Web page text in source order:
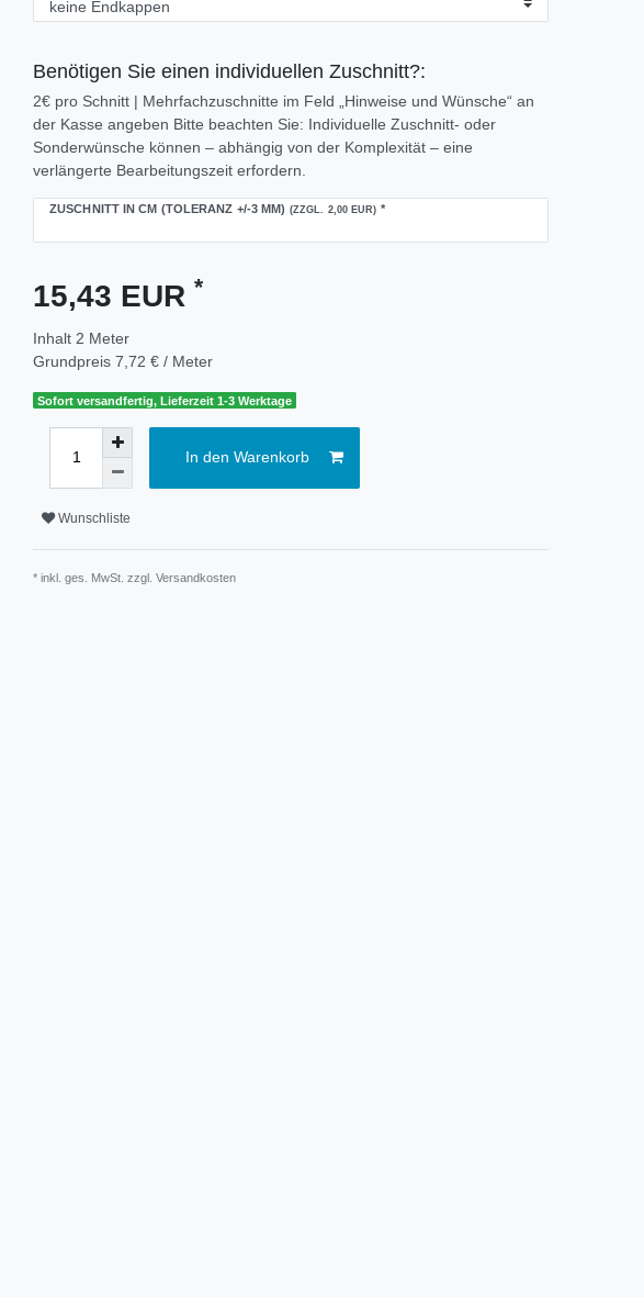
Benötigen Sie einen individuellen Zuschnitt?:
2€ pro Schnitt | Mehrfachzuschnitte im Feld „Hinweise und Wünsche“ an
der Kasse angeben Bitte beachten Sie: Individuelle Zuschnitt- oder
Sonderwünsche können – abhängig von der Komplexität – eine
verlängerte Bearbeitungszeit erfordern.
ZUSCHNITT IN CM (TOLERANZ +/-3 MM) (ZZGL. 2,00 EUR) *
15,43 EUR *
Inhalt 2 Meter
Grundpreis 7,72 € / Meter
Sofort versandfertig, Lieferzeit 1-3 Werktage
In den Warenkorb
Wunschliste
* inkl. ges. MwSt. zzgl. Versandkosten